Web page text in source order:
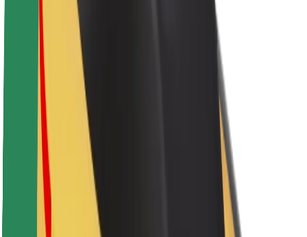
Blog
Sajtószoba
Brand
Küldetés
Befektetői kapcsolatok
Vezetőség
Urban Fund
Biztonság